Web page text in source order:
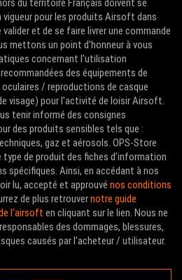
du territoire Français doivent se
vigueur pour les produits Airsoft dans
et de se faire livrer une commande
mettons un point d'honneur à vous
concernant l'utilisation
des équipements de
/ reproductions de casque
visage) pour l'activité de loisir Airsoft.
tenir informé des consignes
des produits sensibles tels que :
gaz et aérosols. OPS-Store
de produit des fiches d'information
Ainsi, en accédant à nos
lu, accepté et approuvé nos conditions
de plus retrouvernotre guide
l'airsoft en cliquant sur le lien. Nous ne
des dommages, blessures,
causés par l'acheteur / utilisateur.